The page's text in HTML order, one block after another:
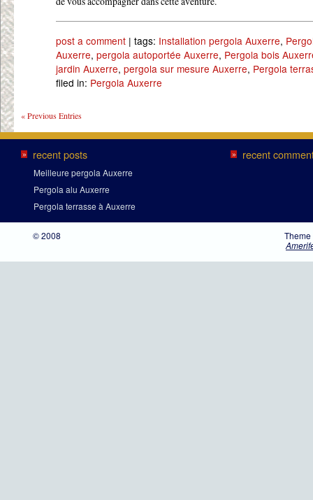
post a comment | tags: Installation pergola Auxerre,
Auxerre, pergola autoportée Auxerre, Pergola bois
jardin Auxerre, pergola sur mesure Auxerre, Pergola
filed in: Pergola Auxerre
« Previous Entries
» recent posts
Meilleure pergola Auxerre
Pergola alu Auxerre
Pergola terrasse à Auxerre
» recent
© 2008